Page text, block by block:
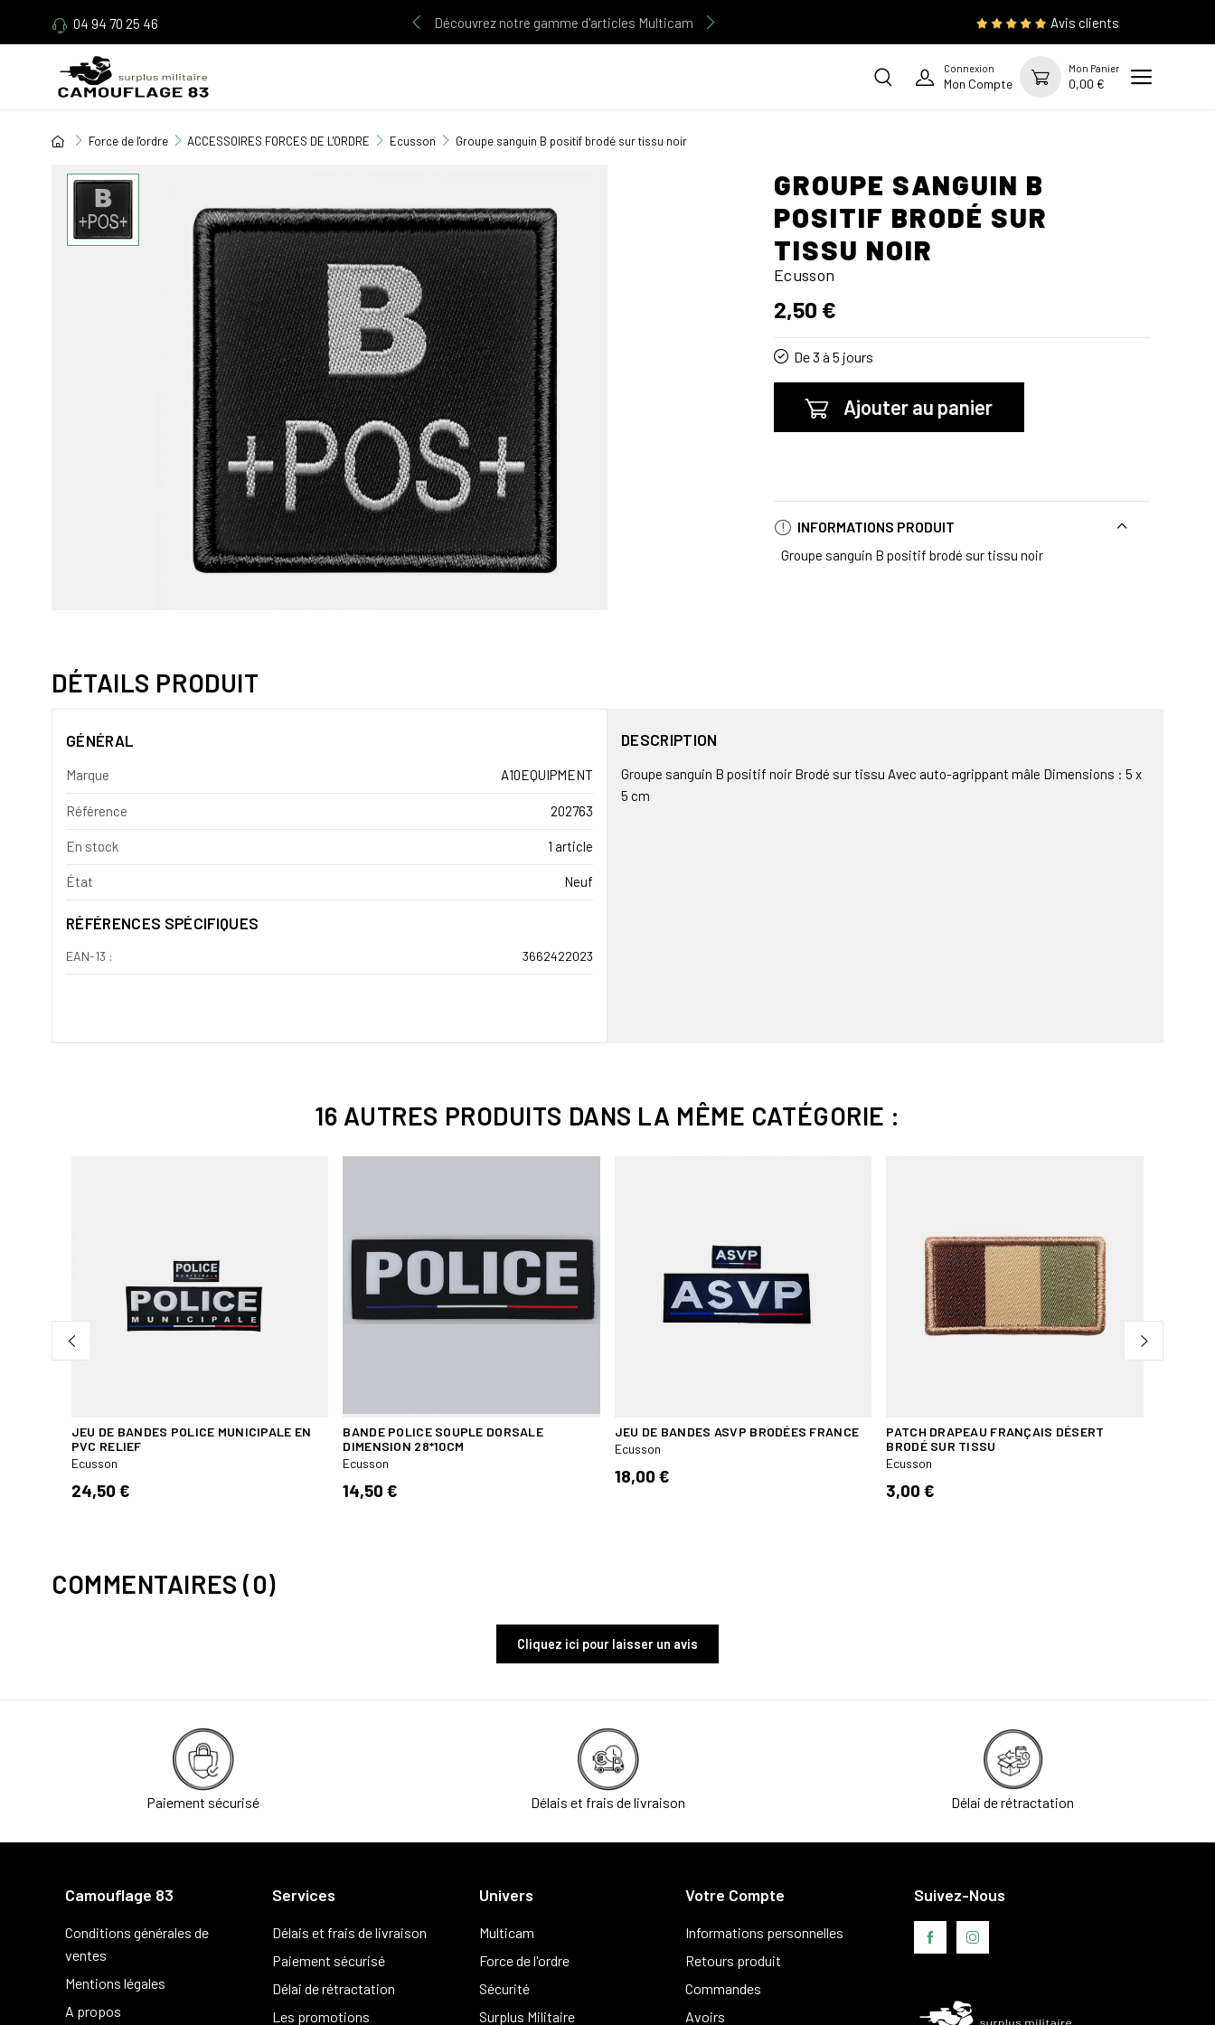
04 94 70 25 46 Découvrez notre gamme d'articles Multicam Avis clients
Connexion
Mon Compte
Mon Panier
0,00 €
Force de l'ordre ACCESSOIRES FORCES DE L'ORDRE Ecusson Groupe sanguin B positif brodé sur tissu noir
GROUPE SANGUIN B
POSITIF BRODÉ SUR
TISSU NOIR
Ecusson
2,50 €
De 3 à 5 jours
Ajouter au panier
INFORMATIONS PRODUIT
Groupe sanguin B positif brodé sur tissu noir
DÉTAILS PRODUIT
GÉNÉRAL
Marque A10EQUIPMENT
Référence 202763
En stock 1 article
État Neuf
RÉFÉRENCES SPÉCIFIQUES
EAN-13 : 3662422023
DESCRIPTION
Groupe sanguin B positif noir Brodé sur tissu Avec auto-agrippant mâle Dimensions : 5 x
5 cm
16 AUTRES PRODUITS DANS LA MÊME CATÉGORIE :
JEU DE BANDES POLICE MUNICIPALE EN
PVC RELIEF
Ecusson
24,50 €
BANDE POLICE SOUPLE DORSALE
DIMENSION 28*10CM
Ecusson
14,50 €
JEU DE BANDES ASVP BRODÉES FRANCE
Ecusson
18,00 €
PATCH DRAPEAU FRANÇAIS DÉSERT
BRODÉ SUR TISSU
Ecusson
3,00 €
COMMENTAIRES (0)
Cliquez ici pour laisser un avis
Paiement sécurisé Délais et frais de livraison Délai de rétractation
Camouflage 83
Conditions générales de
ventes
Mentions légales
A propos
Services
Délais et frais de livraison
Paiement sécurisé
Délai de rétractation
Les promotions
Univers
Multicam
Force de l'ordre
Sécurité
Surplus Militaire
Votre Compte
Informations personnelles
Retours produit
Commandes
Avoirs
Suivez-Nous